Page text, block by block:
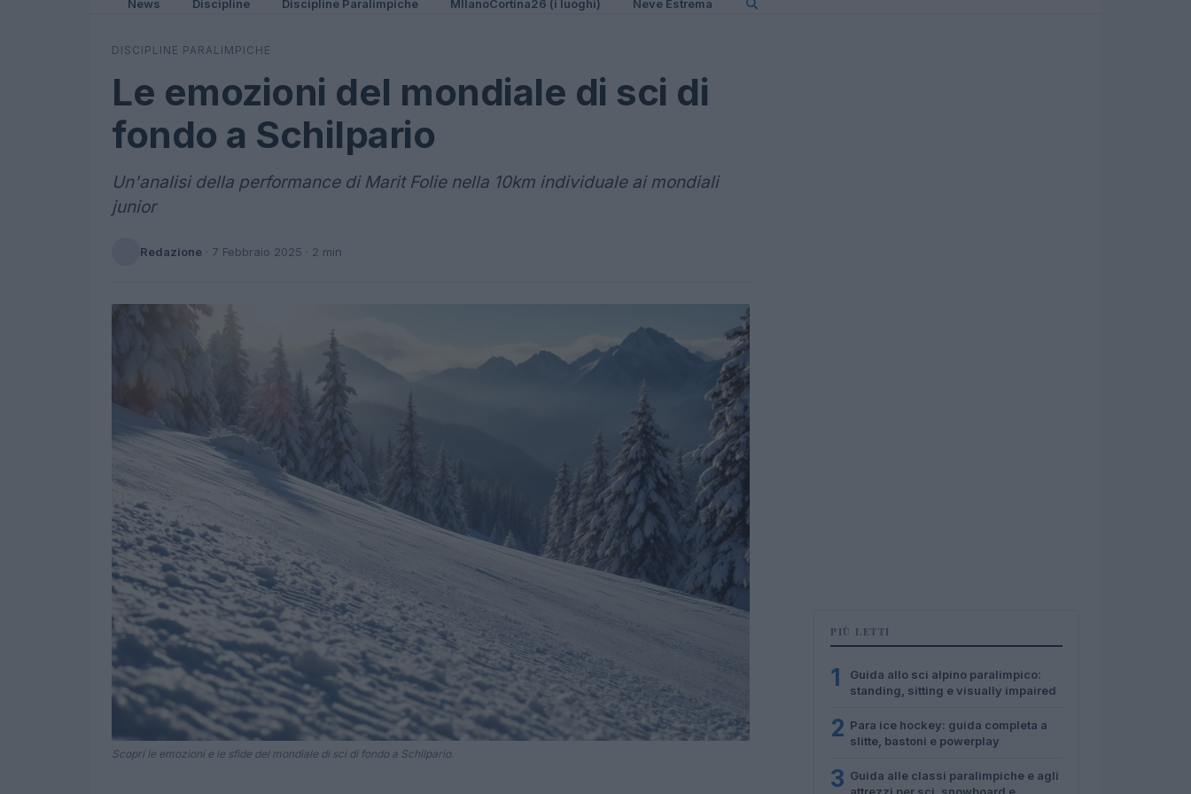
News Discipline Discipline Paralimpiche MIlanoCortina26 (i luoghi) Neve Estrema
DISCIPLINE PARALIMPICHE
Le emozioni del mondiale di sci di
fondo a Schilpario
Un'analisi della performance di Marit Folie nella 10km individuale ai mondiali
junior
Redazione · 7 Febbraio 2025 · 2 min
Scopri le emozioni e le sfide del mondiale di sci di fondo a Schilpario.
PIÙ LETTI
1
Guida allo sci alpino paralimpico:
standing, sitting e visually impaired
2 Para ice hockey: guida completa a
slitte, bastoni e powerplay
3 Guida alle classi paralimpiche e agli